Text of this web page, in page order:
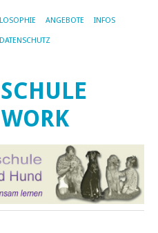
ANGEBOTE INFOS
DATENSCHUTZ